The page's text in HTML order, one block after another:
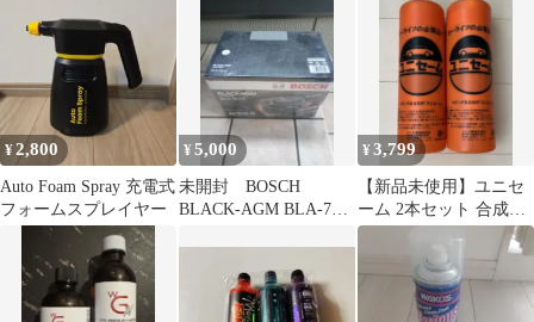
¥2,800
Auto Foam Spray 充電式
フォームスプレイヤー
¥5,000
未開封 BOSCH
BLACK-AGM BLA-70-
¥3,799
【新品未使用】ユニセ
ーム 2本セット 合成セ
ーム革 ユニ工業